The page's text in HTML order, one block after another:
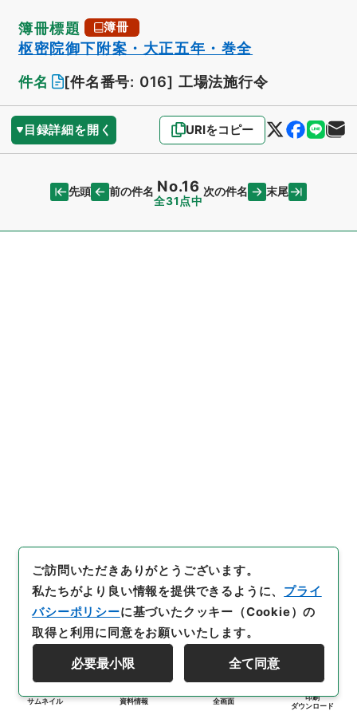
簿冊標題 簿冊
枢密院御下附案・大正五年・巻全
件名
[件名番号: 016] 工場法施行令
目録詳細を開く URIをコピー
先頭 前の件名 No.16
全31点中
次の件名 末尾
サムネイル 資料情報 全画面
印刷
ダウンロード
ご訪問いただきありがとうございます。
私たちがより良い情報を提供できるように、 プライ
バシーポリシーに基づいたクッキー（Cookie）の
取得と利用に同意をお願いいたします。
必要最小限 全て同意